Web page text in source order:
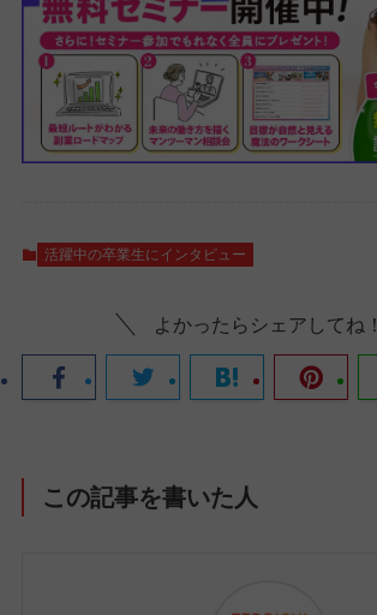
活躍中の卒業生にインタビュー
よかったらシェアしてね！
この記事を書いた人